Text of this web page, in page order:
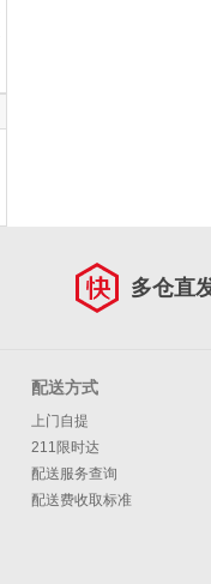
多仓直
配送方式
上门自提
211限时达
配送服务查询
配送费收取标准